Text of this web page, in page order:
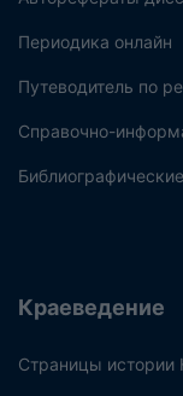
Периодика онлайн
Путеводитель по
Справочно-
Краеведение
Страницы истории